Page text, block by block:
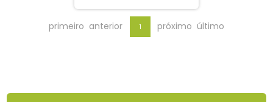
primeiro anterior 1 próximo último